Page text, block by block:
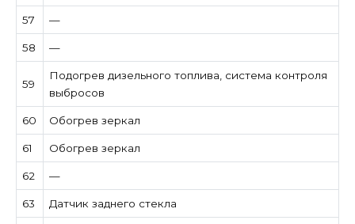
57 —
58 —
59
Подогрев дизельного топлива, система контроля
выбросов
60 Обогрев зеркал
61 Обогрев зеркал
62 —
63 Датчик заднего стекла